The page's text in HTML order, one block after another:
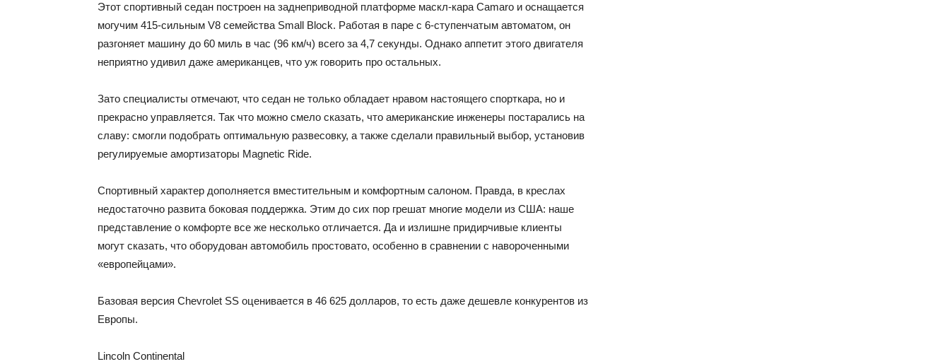
Этот спортивный седан построен на заднеприводной платформе маскл-кара Camaro и оснащается
могучим 415-сильным V8 семейства Small Block. Работая в паре с 6-ступенчатым автоматом, он
разгоняет машину до 60 миль в час (96 км/ч) всего за 4,7 секунды. Однако аппетит этого двигателя
неприятно удивил даже американцев, что уж говорить про остальных.
Зато специалисты отмечают, что седан не только обладает нравом настоящего спорткара, но и
прекрасно управляется. Так что можно смело сказать, что американские инженеры постарались на
славу: смогли подобрать оптимальную развесовку, а также сделали правильный выбор, установив
регулируемые амортизаторы Magnetic Ride.
Спортивный характер дополняется вместительным и комфортным салоном. Правда, в креслах
недостаточно развита боковая поддержка. Этим до сих пор грешат многие модели из США: наше
представление о комфорте все же несколько отличается. Да и излишне придирчивые клиенты
могут сказать, что оборудован автомобиль простовато, особенно в сравнении с навороченными
«европейцами».
Базовая версия Chevrolet SS оценивается в 46 625 долларов, то есть даже дешевле конкурентов из
Европы.
Lincoln Continental